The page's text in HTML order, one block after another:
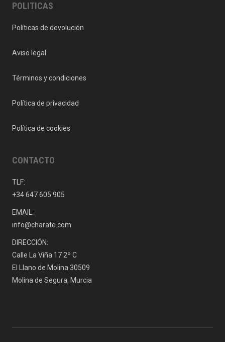
POLITICAS
Políticas de devolución
Aviso legal
Términos y condiciones
Política de privacidad
Política de cookies
CONTACTO
TLF:
+34 647 605 905
EMAIL:
info@charate.com
DIRECCIÓN:
Calle La Viña 17 2º C
El Llano de Molina 30509
Molina de Segura, Murcia